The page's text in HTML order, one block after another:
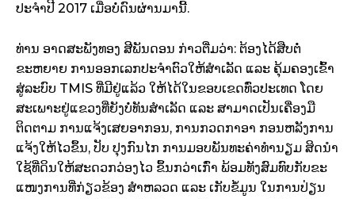
​ປະ​ຈໍາປີ 2017 ​ເມື່ອ​ບໍ່​ດົນຜ່ານ​ມາ​ນີ້.
ທ່ານ ອາດ​ສະພັງ​ທອງ ສີ​ພັນ​ດອນ ​ກ່າວ​ຕື່ມ​​ວ່າ: ຕ້ອງ​ໄດ້ສືບ​ຕໍ່​
ຂະຫຍາຍ ​ການ​ອອກ​ເລກ​ປະ​ຈໍາ​ຕົວ​ໃຫ້​ສໍາ​ເລັດ​ ​ແລະ ຄຸ້ມ​ຄອງ​ເຂົ້າ​
ສູ່​ລະບົບ TMIS ທີ່​ມີ​ຢູ່​ແລ້ວ​ ໃຫ້​ໄດ້​ໃນ​ຂອບ​ເຂດ​ທົ່ວ​ປະ​ເທດ​ ໂດຍ​
ສະ​ເພາະ​ຢູ່​ແຂວງ​ທີ່​ຍັງ​ບໍ່​ທັນ​ສໍາ​ເລັດ ​ແລະ ສາມາດ​ເປັນ​ເຄື່ອງມື​
ຕິດຕາມ ​ການ​ແຈ້ງ​ເສຍ​ອາກອນ, ການ​ກວດກາ​ອາ ກອນ​ຫລັງ​ການ​
ແຈ້ງ​ໃຫ້​ໄວ​ຂຶ້ນ, ປັບ ປຸງ​ກົນ​ໄກ​ ການ​ມອບ​ພັນທະ​ຄ່າ​ທໍານຽມ ​ສິດ​ນໍາ​
ໃຊ້​ທີ່​ດິນ​ໃຫ້​ສະດວກ​ວ່ອງ​ໄວ ​ຂຶ້ນ​ກວ່າ​ເກົ່າ ​ພ້ອມ​ທັງ​ສົມທົບ​ກັບ​ຂະ​
ແໜງ​ການ​ທີ່​ກ່ຽວຂ້ອງ​ ສໍາ​ຫລວດ ​ແລະ ​ເກັບ​ຂໍ້​ມູນ​ ໃນ​ການ​ປ່ຽນ​